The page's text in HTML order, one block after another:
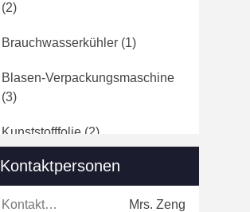
(2)
Brauchwasserkühler (1)
Blasen-Verpackungsmaschine
(3)
Kunststofffolie (2)
Schalendruckmaschine
Becherstapelmaschine(6)
Kontaktpersonen
Kontaktpersonen: Mrs. Zeng